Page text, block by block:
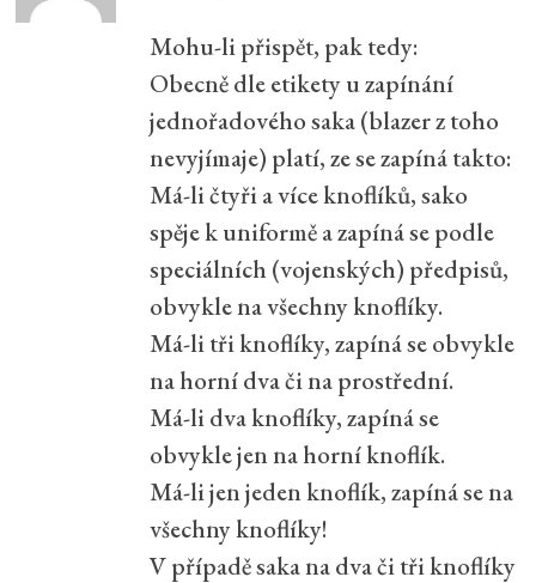
Mohu-li přispět, pak tedy:
Obecně dle etikety u zapínání
jednořadového saka (blazer z toho
nevyjímaje) platí, ze se zapíná takto:
Má-li čtyři a více knoflíků, sako
spěje k uniformě a zapíná se podle
speciálních (vojenských) předpisů,
obvykle na všechny knoflíky.
Má-li tři knoflíky, zapíná se obvykle
na horní dva či na prostřední.
Má-li dva knoflíky, zapíná se
obvykle jen na horní knoflík.
Má-li jen jeden knoflík, zapíná se na
všechny knoflíky!
V případě saka na dva či tři knoflíky